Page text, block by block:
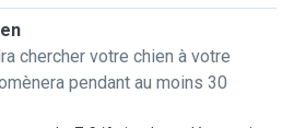
chercher votre chien à votre
pendant au moins 30